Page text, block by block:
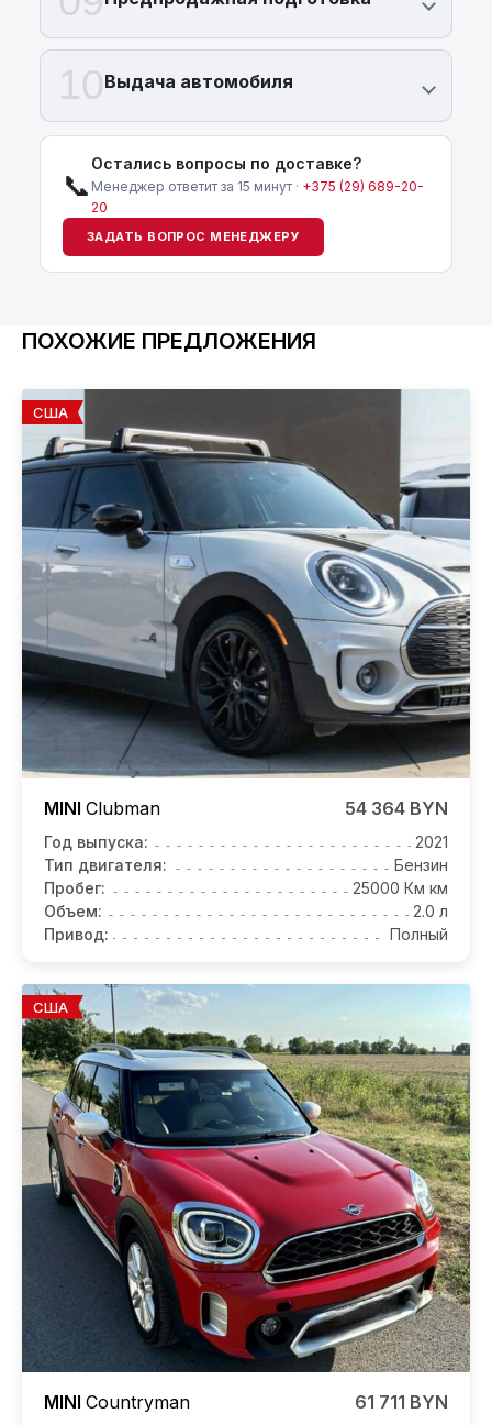
10Выдача автомобиля
📞
Остались вопросы по доставке?
Менеджер ответит за 15 минут · +375 (29) 689-20-
20
ЗАДАТЬ ВОПРОС МЕНЕДЖЕРУ
ПОХОЖИЕ ПРЕДЛОЖЕНИЯ
США
MINI Clubman 54 364 BYN
Год выпуска:
2021
Тип двигателя:
Бензин
Пробег:
25000 Км км
Объем:
2.0 л
Привод:
Полный
США
MINI Countryman 61 711 BYN